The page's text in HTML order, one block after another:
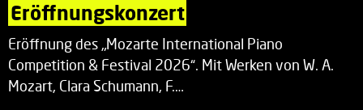
Eröffnungskonzert
Eröffnung des „Mozarte International Piano
Competition & Festival 2026“. Mit Werken von W. A.
Mozart, Clara Schumann, F.…